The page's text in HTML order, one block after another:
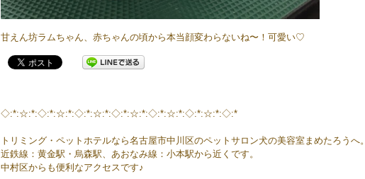
甘えん坊ラムちゃん、赤ちゃんの頃から本当顔変わらないね〜！可愛い♡
◇:*:☆:*:◇:*:☆:*:◇:*:☆:*:◇:*:☆:*:◇:*:☆:*:◇:*:☆:*:◇:*
トリミング・ペットホテルなら名古屋市中川区のペットサロン犬の美容室まめたろうへ。
近鉄線：黄金駅・烏森駅、あおなみ線：小本駅から近くです。
中村区からも便利なアクセスです♪